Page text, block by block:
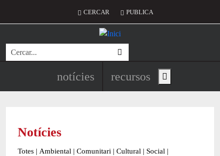
Menú del compte d'usuari
CERCAR PUBLICA
Cerca
Navegació principal de
notícies recursos Show main menu
Notícies
Totes | Ambiental | Comunitari | Cultural | Social |